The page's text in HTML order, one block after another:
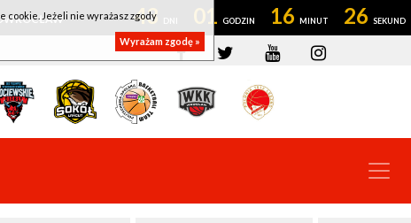
43 01 16 25
cookie. Jeżeli nie wyrażasz zgody
Wyrażam zgodę »